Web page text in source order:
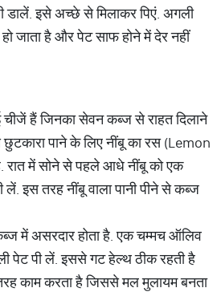
डालें. इसे अच्छे से मिलाकर पिएं. अगली
जाता है और पेट साफ होने में देर नहीं
हैं जिनका सेवन कब्ज से राहत दिलाने
छुटकारा पाने के लिए नींबू का रस (Lemon
रात में सोने से पहले आधे नींबू को एक
लें. इस तरह नींबू वाला पानी पीने से कब्ज
में असरदार होता है. एक चम्मच ऑलिव
पेट पी लें. इससे गट हेल्थ ठीक रहती है
काम करता है जिससे मल मुलायम बनता